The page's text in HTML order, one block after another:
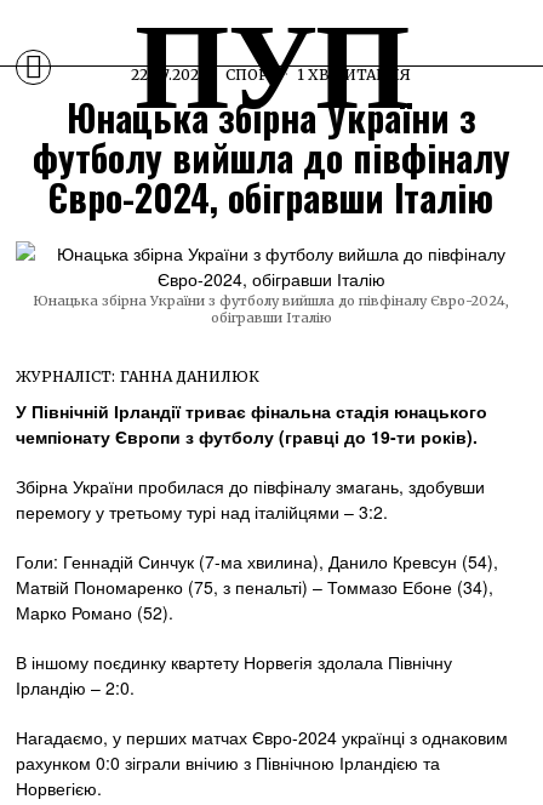
ПУП
22.07.2024 СПОРТ 1 ХВ ЧИТАННЯ
Юнацька збірна України з
футболу вийшла до півфіналу
Євро-2024, обігравши Італію
Юнацька збірна України з футболу вийшла до півфіналу Євро-2024,
обігравши Італію
ЖУРНАЛІСТ: ГАННА ДАНИЛЮК
У Північній Ірландії триває фінальна стадія юнацького
чемпіонату Європи з футболу (гравці до 19-ти років).
Збірна України пробилася до півфіналу змагань, здобувши
перемогу у третьому турі над італійцями – 3:2.
Голи: Геннадій Синчук (7-ма хвилина), Данило Кревсун (54),
Матвій Пономаренко (75, з пенальті) – Томмазо Ебоне (34),
Марко Романо (52).
В іншому поєдинку квартету Норвегія здолала Північну
Ірландію – 2:0.
Нагадаємо, у перших матчах Євро-2024 українці з однаковим
рахунком 0:0 зіграли внічию з Північною Ірландією та
Норвегією.